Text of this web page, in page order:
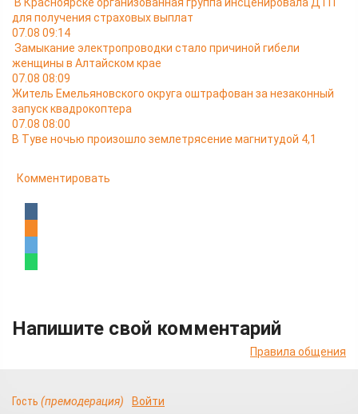
для получения страховых выплат
07.08 09:14
Замыкание электропроводки стало причиной гибели
женщины в Алтайском крае
07.08 08:09
Житель Емельяновского округа оштрафован за незаконный
запуск квадрокоптера
07.08 08:00
В Туве ночью произошло землетрясение магнитудой 4,1
Комментировать
Напишите свой комментарий
Правила общения
Гость (премодерация) Войти